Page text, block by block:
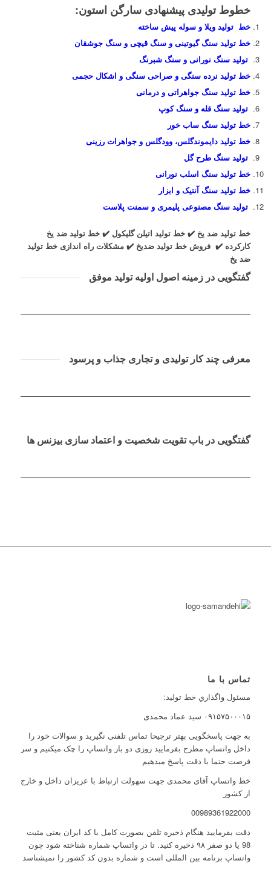
خطوط تولیدی پیشنهادی سارگن استون:
خط تولید ویلا و سوله پیش ساخته
خط تولید سنگ گیوتینی و سنگ قیچی و سنگ جوشقان
تولید سنگ نورانی و سنگ شبرنگ
خط تولید نرده سنگی و صراحی سنگی و اشکال حجمی
خط تولید سنگ جواهراتی و درمانی
تولید سنگ قله و سنگ کوپ
خط تولید سنگ ساب خور
خط تولید دایموندگلس، وودگلس و جواهرات رزینی
تولید سنگ طرح گل
خط تولید سنگ اسلب نورانی
خط تولید سنگ آنتیک و ابزار
تولید سنگ مصنوعی پلیمری و سمنت پلاست
خط تولید ضد یخ ✔️ خط تولید اتیلن گلیکول ✔️ خط تولید ضد یخ
کارکرده ✔️ فروش خط تولید ضدیخ ✔️ مشکلات راه اندازی خط تولید
ضد یخ
گفتگویی در زمینه اصول اولیه تولید موفق
معرفی چند کار تولیدی و تجاری جذاب و پرسود
گفتگویی در باب تقویت شخصیت و اعتماد سازی بیزنس ها
تماس با ما
مسئول واگذاري خط توليد:
۰۹۱۵۷۵۰۰۰۱۵ سید عماد محمدی
به جهت پاسخگویی بهتر ترجیحا تماس تلفنی نگیرید و سوالات خود را
داخل واتساپ مطرح بفرمایید روزی دو بار واتساپ را چک میکنیم و سر
فرصت حتما با دقت پاسخ میدهیم
خط واتساپ آقای محمدی جهت سهولت ارتباط با عزیزان داخل و خارج
از کشور
00989361922000
دقت بفرمایید هنگام ذخیره تلفن بصورت کامل با کد ایران یعنی مثبت
98 یا دو صفر ۹۸ ذخیره کنید. تا در واتساپ شماره شناخته شود چون
واتساپ برنامه بین المللی است و شماره بدون کد کشور را نمیشناسد